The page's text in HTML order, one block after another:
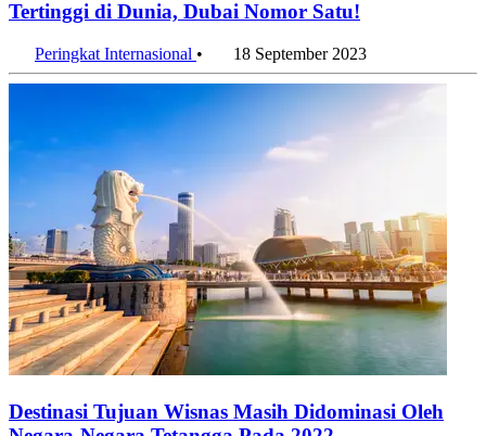
Ini Sederet Kota dengan Nilai Pengeluaran Turis
Tertinggi di Dunia, Dubai Nomor Satu!